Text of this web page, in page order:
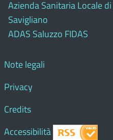
Azienda Sanitaria Locale
Savigliano
ADAS Saluzzo FIDAS
Note legali
Privacy
Credits
Accessibilità